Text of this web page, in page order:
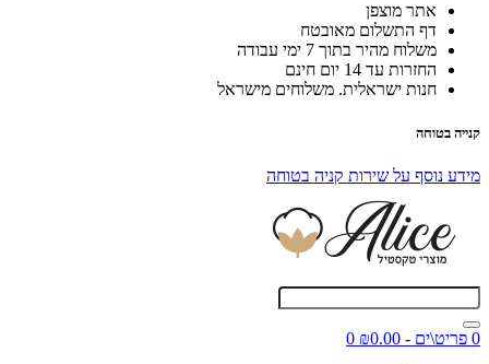
אתר מוצפן
דף התשלום מאובטח
משלוח מהיר בתוך 7 ימי עבודה
החזרות עד 14 יום חינם
חנות ישראלית. משלוחים מישראל
קנייה בטוחה
מידע נוסף על שירות קניה בטוחה
0 פריט\ים - ₪0.00
0